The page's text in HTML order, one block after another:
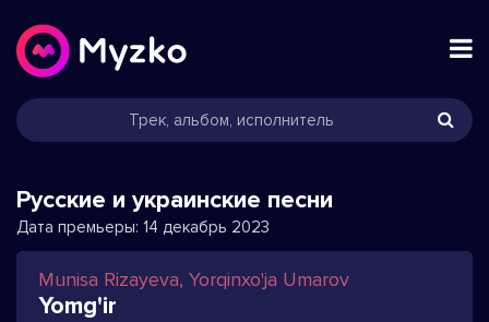
Русские и украинские песни
Дата премьеры: 14 декабрь 2023
Munisa Rizayeva, Yorqinxo'ja Umarov
Yomg'ir